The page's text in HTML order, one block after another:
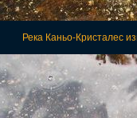
Река Каньо-Кристалес